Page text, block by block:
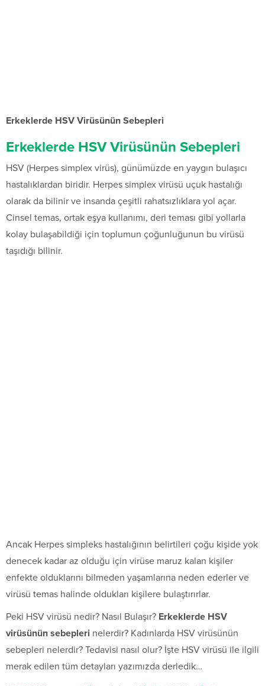
Erkeklerde HSV Virüsünün Sebepleri
Erkeklerde HSV Virüsünün Sebepleri
HSV (Herpes simplex virüs), günümüzde en yaygın bulaşıcı
hastalıklardan biridir. Herpes simplex virüsü uçuk hastalığı
olarak da bilinir ve insanda çeşitli rahatsızlıklara yol açar.
Cinsel temas, ortak eşya kullanımı, deri teması gibi yollarla
kolay bulaşabildiği için toplumun çoğunluğunun bu virüsü
taşıdığı bilinir.
Ancak Herpes simpleks hastalığının belirtileri çoğu kişide yok
denecek kadar az olduğu için virüse maruz kalan kişiler
enfekte olduklarını bilmeden yaşamlarına neden ederler ve
virüsü temas halinde oldukları kişilere bulaştırırlar.
Peki HSV virüsü nedir? Nasıl Bulaşır? Erkeklerde HSV
virüsünün sebepleri nelerdir? Kadınlarda HSV virüsünün
sebepleri nelerdir? Tedavisi nasıl olur? İşte HSV virüsü ile ilgili
merak edilen tüm detayları yazımızda derledik…